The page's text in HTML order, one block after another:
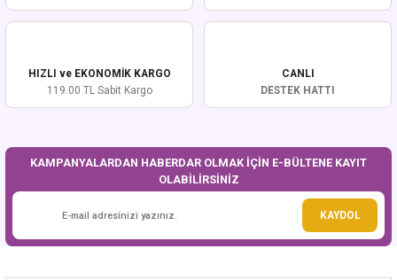
HIZLI ve EKONOMİK KARGO
119.00 TL Sabit Kargo
CANLI
DESTEK HATTI
KAMPANYALARDAN HABERDAR OLMAK İÇİN E-BÜLTENE KAYIT
OLABİLİRSİNİZ
KAYDOL